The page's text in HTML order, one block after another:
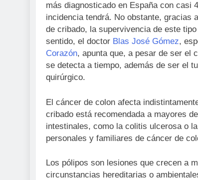
más diagnosticado en España con casi
incidencia tendrá. No obstante, gracias
de cribado, la supervivencia de este
sentido, el doctor Blas José Gómez,
Corazón, apunta que, a pesar de ser el
se detecta a tiempo, además de ser el
quirúrgico.
El cáncer de colon afecta
cribado está recomendada a mayores
intestinales, como la colitis ulcerosa o
personales y familiares de cáncer de
Los pólipos son lesiones que crecen a
circunstancias hereditarias o